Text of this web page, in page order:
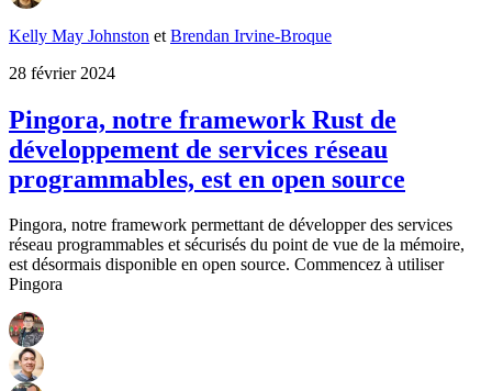
Kelly May Johnston et Brendan Irvine-Broque
28 février 2024
Pingora, notre framework Rust de
développement de services réseau
programmables, est en open source
Pingora, notre framework permettant de développer des services
réseau programmables et sécurisés du point de vue de la mémoire,
est désormais disponible en open source. Commencez à utiliser
Pingora